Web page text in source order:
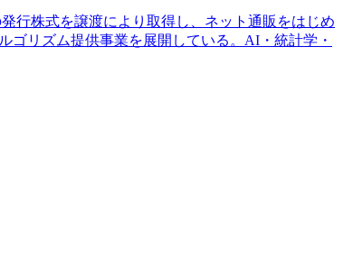
行株式を譲渡により取得し、ネット通販をはじめ
ゴリズム提供事業を展開している。AI・統計学・